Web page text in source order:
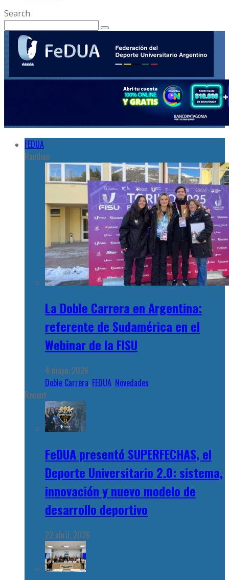
Search
FEDUA
Random
La Doble Carrera en Argentina:
referente de Sudamérica en el
Webinar de la FISU
4 mayo, 2026
Doble Carrera, FEDUA, Novedades
Recent
FeDUA presentó SUPERFECHAS, el
Deporte Universitario 2.0: sistema,
innovación y nuevo modelo de
desarrollo deportivo
22 abril, 2026